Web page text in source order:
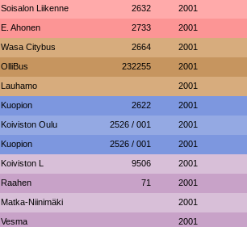
Soisalon Liikenne 2632 2001
E. Ahonen 2733 2001
Wasa Citybus 2664 2001
OlliBus 232255 2001
Lauhamo 2001
Kuopion 2622 2001
Koiviston Oulu 2526 / 001 2001
Kuopion 2526 / 001 2001
Koiviston L 9506 2001
Raahen 71 2001
Matka-Niinimäki 2001
Vesma 2001